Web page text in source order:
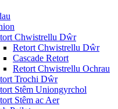
Chwistrellu Dŵr
Retort Chwistrellu Dŵr
Cascade Retort
Retort Chwistrellu Ochrau
Trochi Dŵr
Stêm Uniongyrchol
Stêm ac Aer